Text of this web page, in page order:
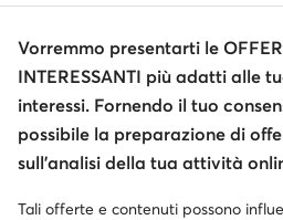
Lasocki
Geox
Vorremmo presentarti le
INTERESSANTI più adatti alle
interessi. Fornendo il tuo
possibile la preparazione di
sull’analisi della tua attività
Tali offerte e contenuti possono